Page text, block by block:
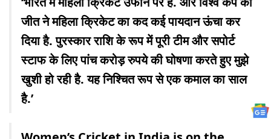
जीत ने महिला क्रिकेट का कद कई पायदान ऊंचा कर
दिया है. पुरस्कार राशि के रूप में पूरी टीम और सपोर्ट
स्टाफ के लिए पांच करोड़ रुपये की घोषणा करते हुए मुझे
खुशी हो रही है. यह निश्चित रूप से एक कमाल का साल
है.’